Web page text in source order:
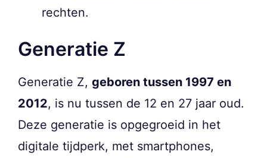
rechten.
Generatie Z
Generatie Z, geboren tussen 1997 en
2012, is nu tussen de 12 en 27 jaar oud.
Deze generatie is opgegroeid in het
digitale tijdperk, met smartphones,